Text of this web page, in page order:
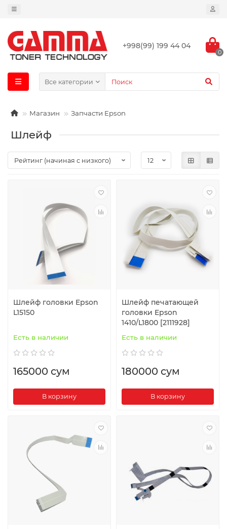
+998(99) 199 44 04
0
Все категории
Магазин Запчасти Epson
Шлейф
Шлейф головки Epson
L15150
Есть в наличии
165000 сум
В корзину
Шлейф печатающей
головки Epson
1410/L1800 [2111928]
Есть в наличии
180000 сум
В корзину